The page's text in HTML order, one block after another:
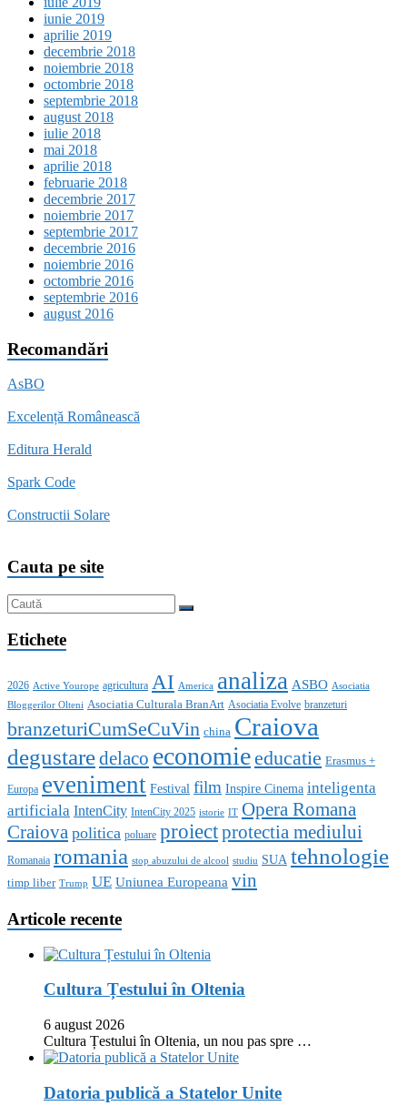
iunie 2019
aprilie 2019
decembrie 2018
noiembrie 2018
octombrie 2018
septembrie 2018
august 2018
iulie 2018
mai 2018
aprilie 2018
februarie 2018
decembrie 2017
noiembrie 2017
septembrie 2017
decembrie 2016
noiembrie 2016
octombrie 2016
septembrie 2016
august 2016
Recomandări
AsBO
Excelență Românească
Editura Herald
Spark Code
Constructii Solare
Cauta pe site
Etichete
2026 Active Yourope agricultura AI America analiza ASBO Asociatia
Bloggerilor Olteni Asociatia Culturala BranArt Asociatia Evolve branzeturi
branzeturiCumSeCuVin china Craiova
degustaredelaco economieeducatie Erasmus +
Europa eveniment Festival film Inspire Cinema inteligenta
artificiala IntenCity IntenCity 2025 istorie IT Opera Romana
Craiova politica poluare proiectprotectia mediului
Romanaia romania stop abuzului de alcool studiu SUA tehnologie
timp liber Trump UE Uniunea Europeana vin
Articole recente
Cultura Țestului în Oltenia
6 august 2026
Cultura Țestului în Oltenia, un nou pas spre …
Datoria publică a Statelor Unite